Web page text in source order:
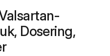
Dosering,